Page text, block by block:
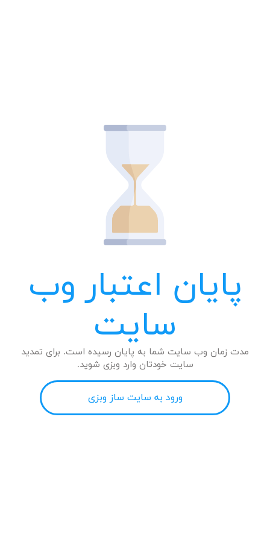
پایان اعتبار وب
سایت
مدت زمان وب سایت شما به پایان رسیده است. برای تمدید
سایت خودتان وارد وبزی شوید.
ورود به سایت ساز وبزی